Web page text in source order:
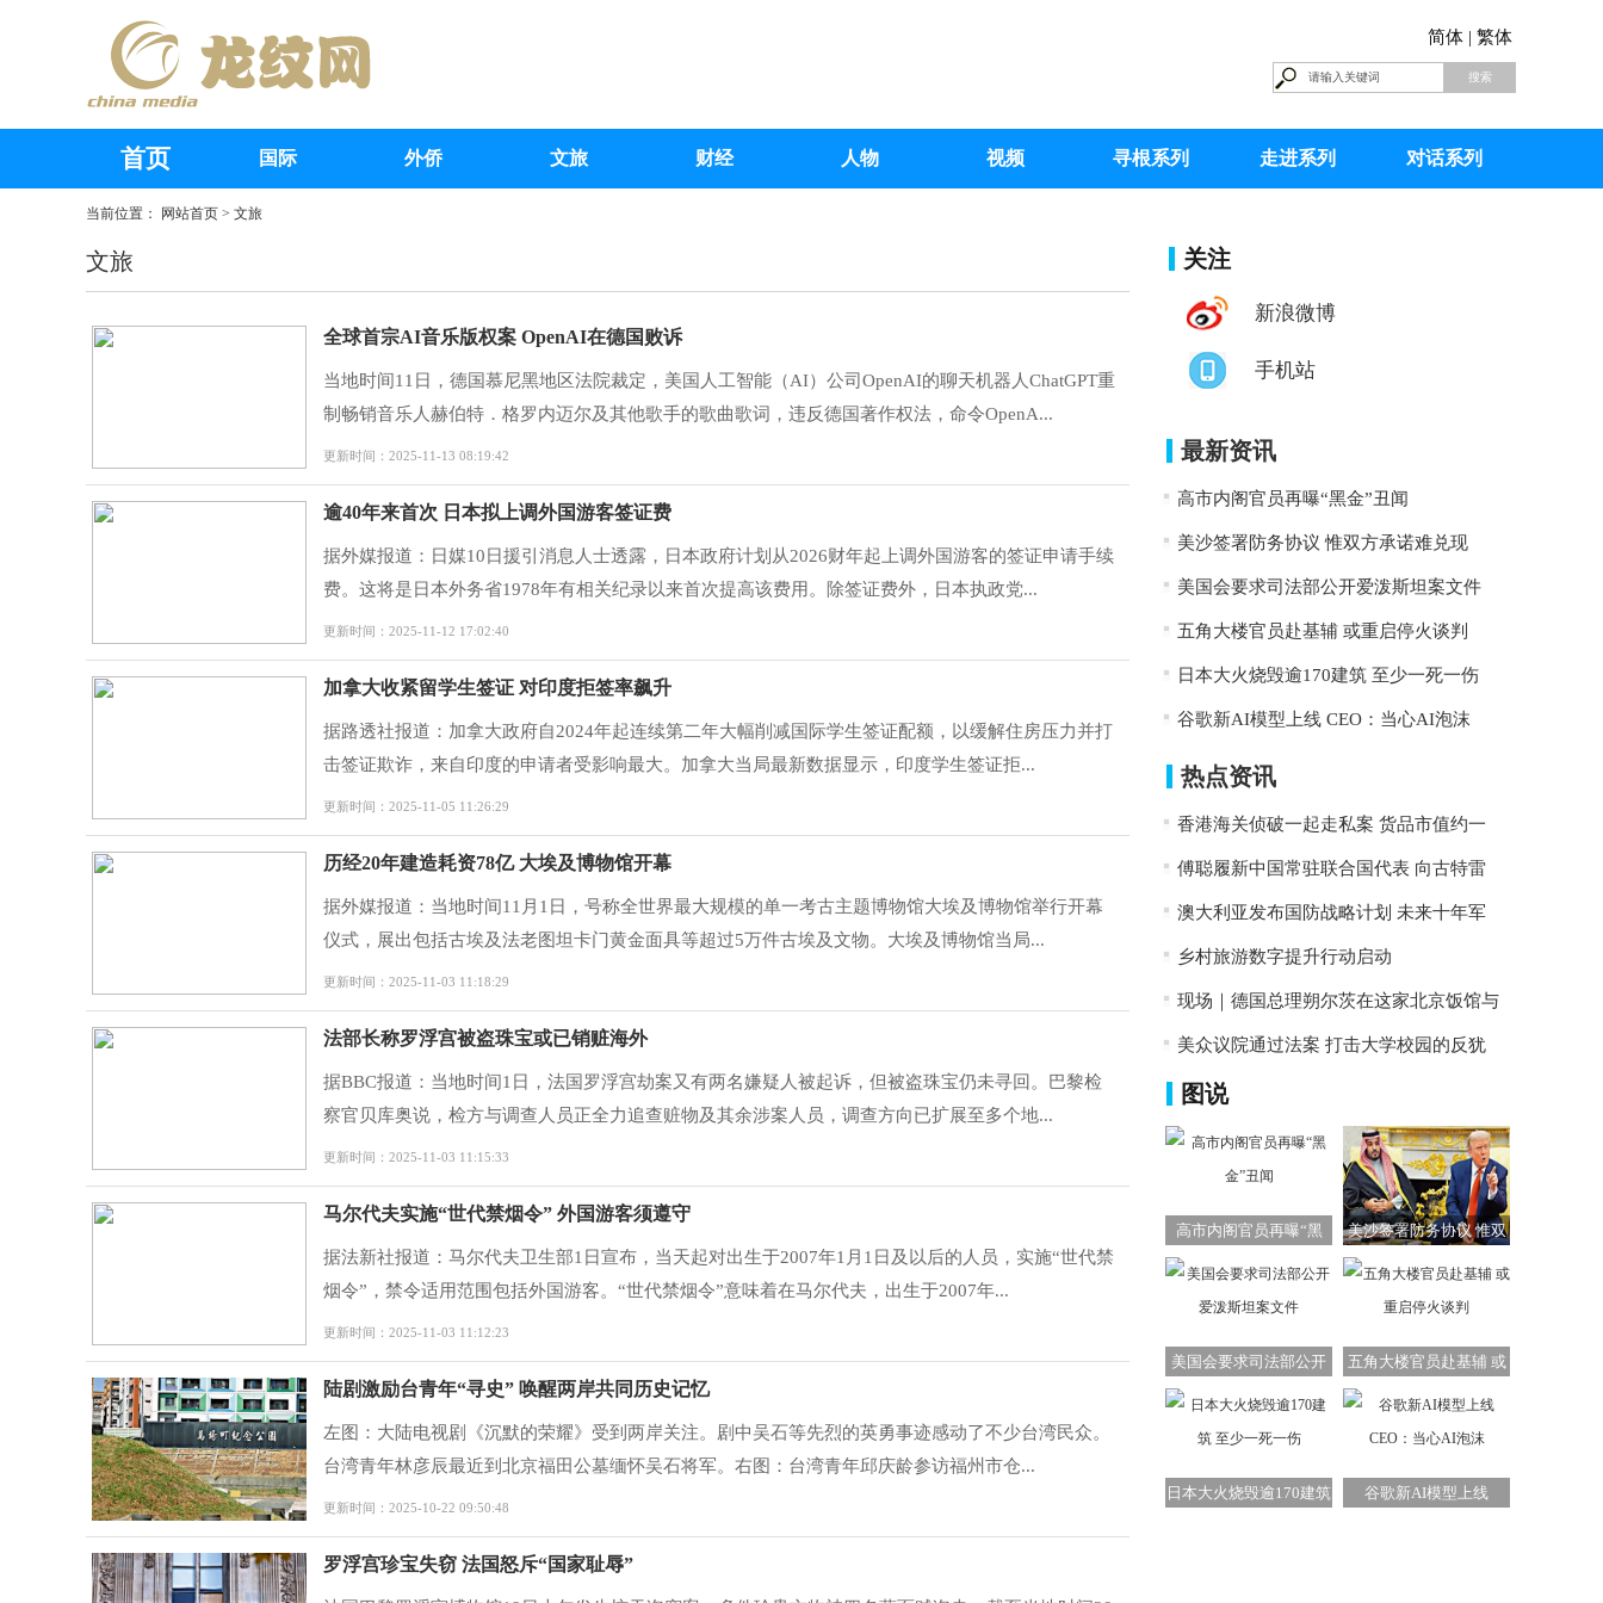
简体 | 繁体
首页 国际 外侨 文旅 财经 人物 视频 寻根系列 走进系列 对话系列
当前位置： 网站首页 > 文旅
文旅
全球首宗AI音乐版权案 OpenAI在德国败诉
当地时间11日，德国慕尼黑地区法院裁定，美国人工智能（AI）公司OpenAI的聊天机器人ChatGPT重
制畅销音乐人赫伯特．格罗内迈尔及其他歌手的歌曲歌词，违反德国著作权法，命令OpenA...
更新时间：2025-11-13 08:19:42
逾40年来首次 日本拟上调外国游客签证费
据外媒报道：日媒10日援引消息人士透露，日本政府计划从2026财年起上调外国游客的签证申请手续
费。这将是日本外务省1978年有相关纪录以来首次提高该费用。除签证费外，日本执政党...
更新时间：2025-11-12 17:02:40
加拿大收紧留学生签证 对印度拒签率飙升
据路透社报道：加拿大政府自2024年起连续第二年大幅削减国际学生签证配额，以缓解住房压力并打
击签证欺诈，来自印度的申请者受影响最大。加拿大当局最新数据显示，印度学生签证拒...
更新时间：2025-11-05 11:26:29
历经20年建造耗资78亿 大埃及博物馆开幕
据外媒报道：当地时间11月1日，号称全世界最大规模的单一考古主题博物馆大埃及博物馆举行开幕
仪式，展出包括古埃及法老图坦卡门黄金面具等超过5万件古埃及文物。大埃及博物馆当局...
更新时间：2025-11-03 11:18:29
法部长称罗浮宫被盗珠宝或已销赃海外
据BBC报道：当地时间1日，法国罗浮宫劫案又有两名嫌疑人被起诉，但被盗珠宝仍未寻回。巴黎检
察官贝库奥说，检方与调查人员正全力追查赃物及其余涉案人员，调查方向已扩展至多个地...
更新时间：2025-11-03 11:15:33
马尔代夫实施“世代禁烟令” 外国游客须遵守
据法新社报道：马尔代夫卫生部1日宣布，当天起对出生于2007年1月1日及以后的人员，实施“世代禁
烟令”，禁令适用范围包括外国游客。“世代禁烟令”意味着在马尔代夫，出生于2007年...
更新时间：2025-11-03 11:12:23
陆剧激励台青年“寻史” 唤醒两岸共同历史记忆
左图：大陆电视剧《沉默的荣耀》受到两岸关注。剧中吴石等先烈的英勇事迹感动了不少台湾民众。
台湾青年林彦辰最近到北京福田公墓缅怀吴石将军。右图：台湾青年邱庆龄参访福州市仓...
更新时间：2025-10-22 09:50:48
罗浮宫珍宝失窃 法国怒斥“国家耻辱”
关注
新浪微博
手机站
最新资讯
高市内阁官员再曝“黑金”丑闻
美沙签署防务协议 惟双方承诺难兑现
美国会要求司法部公开爱泼斯坦案文件
五角大楼官员赴基辅 或重启停火谈判
日本大火烧毁逾170建筑 至少一死一伤
谷歌新AI模型上线 CEO：当心AI泡沫
热点资讯
香港海关侦破一起走私案 货品市值约一
傅聪履新中国常驻联合国代表 向古特雷
澳大利亚发布国防战略计划 未来十年军
乡村旅游数字提升行动启动
现场｜德国总理朔尔茨在这家北京饭馆与
美众议院通过法案 打击大学校园的反犹
图说
高市内阁官员再曝“黑
美沙签署防务协议 惟双
美国会要求司法部公开
五角大楼官员赴基辅 或
日本大火烧毁逾170建筑
谷歌新AI模型上线